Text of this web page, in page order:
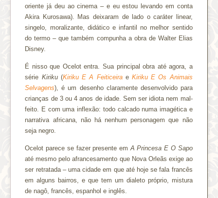
oriente já deu ao cinema – e eu estou levando em conta
Akira Kurosawa). Mas deixaram de lado o caráter linear,
singelo, moralizante, didático e infantil no melhor sentido
do termo – que também compunha a obra de Walter Elias
Disney.
É nisso que Ocelot entra. Sua principal obra até agora, a
série Kiriku (Kiriku E A Feiticeirae Kiriku E Os Animais
Selvagens), é um desenho claramente desenvolvido para
crianças de 3 ou 4 anos de idade. Sem ser idiota nem mal-
feito. E com uma inflexão: todo calcado numa imagética e
narrativa africana, não há nenhum personagem que não
seja negro.
Ocelot parece se fazer presente em A Princesa E O Sapo
até mesmo pelo afrancesamento que Nova Orleãs exige ao
ser retratada – uma cidade em que até hoje se fala francês
em alguns bairros, e que tem um dialeto próprio, mistura
de nagô, francês, espanhol e inglês.